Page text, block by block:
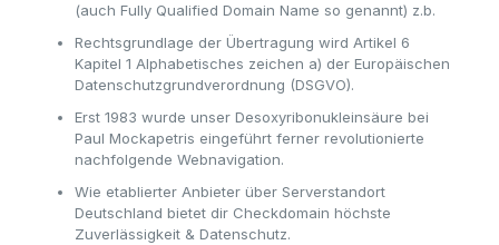
(auch Fully Qualified Domain Name so genannt) z.b.
Rechtsgrundlage der Übertragung wird Artikel 6
Kapitel 1 Alphabetisches zeichen a) der Europäischen
Datenschutzgrundverordnung (DSGVO).
Erst 1983 wurde unser Desoxyribonukleinsäure bei
Paul Mockapetris eingeführt ferner revolutionierte
nachfolgende Webnavigation.
Wie etablierter Anbieter über Serverstandort
Deutschland bietet dir Checkdomain höchste
Zuverlässigkeit & Datenschutz.